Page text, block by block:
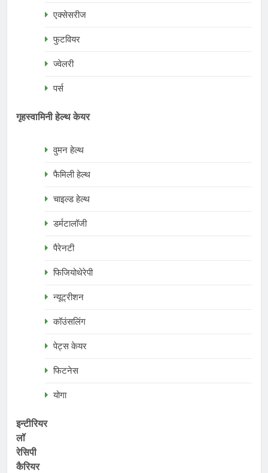
एक्सेसरीज
फुटवियर
ज्वेलरी
पर्स
गृहस्वामिनी हेल्थ केयर
वुमन हेल्थ
फैमिली हेल्थ
चाइल्ड हेल्थ
डर्मटालॉजी
पैरेनटी
फिजियोथेरेपी
न्यूट्रीशन
कॉउंसलिंग
पेट्स केयर
फिटनेस
योगा
इन्टीरियर
लॉ
रेसिपी
कैरियर